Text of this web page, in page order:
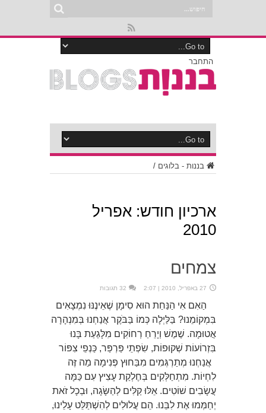
התחבר
בננות - בלוגים /
ארכיון חודש: אפריל
2010
צמחים
27 באפריל, 2010 | 2:07 32 תגובות
הַאִם אִי הַנַּחַת הוּא סִימָן שֶׁאֵינֶנּוּ נִמְצָאִים
בִּמְקוֹמֵנוּ? בַּלַּיְלָה כְּמוֹ בַּבֹּקֶר אֲנַחְנוּ בְּמִנְהָרָה
אֲטוּמָה. שֶׁמֶשׁ וְיָרֵחַ רְחוֹקִים מִלָּגַעַת בָּנוּ
בִּזְרוֹעוֹת שְׁקוּפוֹת, שִׂפְתֵי פַּרְפַּר, כַּנְפֵי צִפּוֹר
אֲנַחְנוּ מְתַרְגְּמִים מִבַּחוּץ פְּנִימָה מַה זֶּה
לִחְיוֹת. מִתְחַלְּקִים בְּחֶלְקַת עָצִיץ עִם כַּמָּה
עֲשָׂבִים שׁוֹטִים. אֵלּוּ קַלִּים לְהַשָּׂגָה, וּבְכָל זֹאת
יְחַמְּמוּ אֶת לִבֵּנוּ. הֵם עֲלוּלִים לְהִשְׁתַּלֵּט עָלֵינוּ,